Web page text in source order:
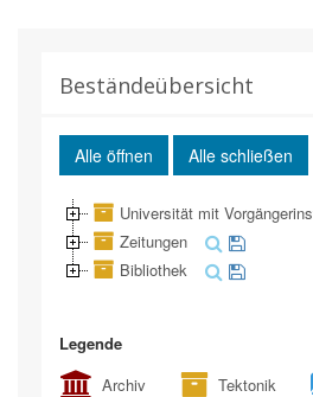
Beständeübersicht
Alle öffnen Alle schließen
Universität mit
Zeitungen
Bibliothek
Legende
Archiv
Tektonik